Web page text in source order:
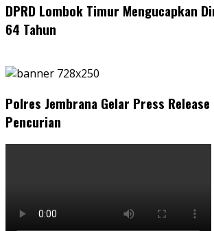
DPRD Lombok Timur Mengucapkan
64 Tahun
Polres Jembrana Gelar Press Release
Pencurian